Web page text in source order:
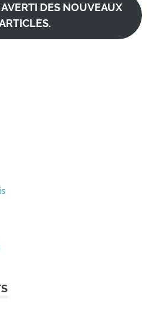
DES NOUVEAUX